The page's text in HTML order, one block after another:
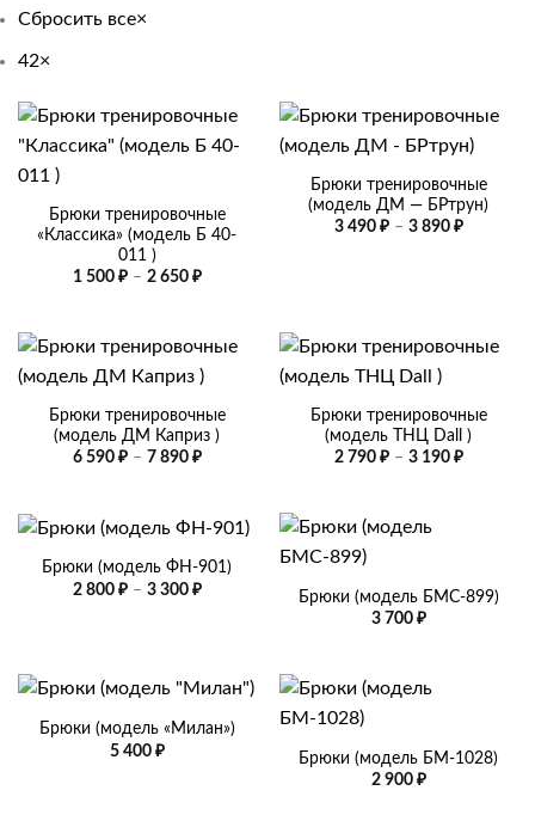
Сбросить все×
42×
Брюки тренировочные
«Классика» (модель Б 40-
011 )
1 500 ₽ – 2 650 ₽Диапазон
2
650 ₽
Брюки тренировочные
(модель ДМ — БРтрун)
3 490 ₽ – 3 890 ₽
Брюки тренировочные
(модель ДМ Каприз )
6 590 ₽ – 7 890 ₽Диапазон
–
7
Брюки тренировочные
(модель ТНЦ Dall )
2 790 ₽ – 3 190 ₽
Брюки (модель ФН-901)
2 800 ₽ – 3 300 ₽Диапазон
300 ₽
Брюки (модель БМС-899)
3 700 ₽
Брюки (модель «Милан»)
5 400 ₽
Брюки (модель БМ-1028)
2 900 ₽